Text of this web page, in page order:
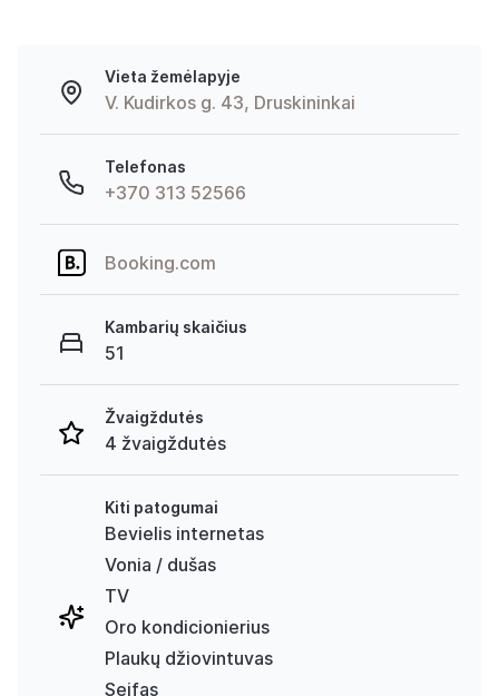
Vieta žemėlapyje
V. Kudirkos g. 43, Druskininkai
Telefonas
+370 313 52566
Booking.com
Kambarių skaičius
51
Žvaigždutės
4 žvaigždutės
Kiti patogumai
Bevielis internetas
Vonia / dušas
TV
Oro kondicionierius
Plaukų džiovintuvas
Seifas